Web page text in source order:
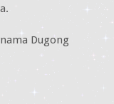
Dugong